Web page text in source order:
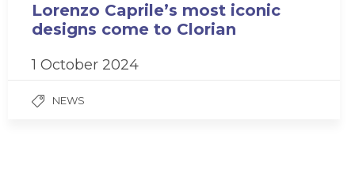
Lorenzo Caprile’s most iconic
designs come to Clorian
1 October 2024
NEWS